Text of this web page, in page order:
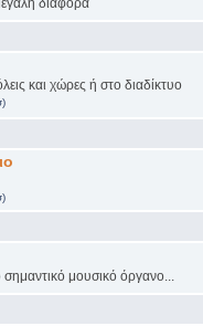
και χώρες ή στο διαδίκτυο
μουσικό όργανο...